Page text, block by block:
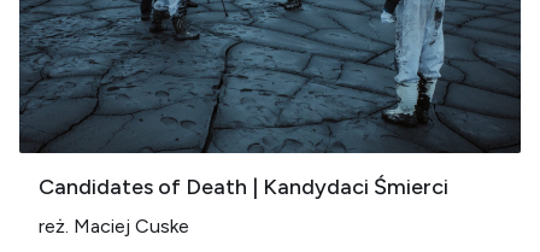
Candidates of Death | Kandydaci Śmierci
reż. Maciej Cuske